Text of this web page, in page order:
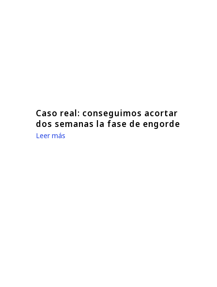
Caso real: conseguimos acortar
dos semanas la fase de engorde
Leer más